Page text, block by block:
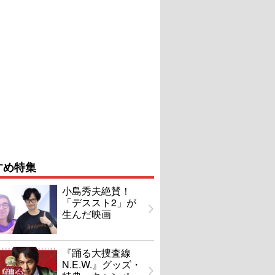
特集
小島秀夫絶賛！
「デススト2」が
生んだ映画
『踊る大捜査線
N.E.W.』グッズ・